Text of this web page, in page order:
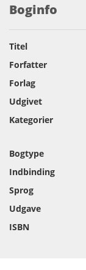
Boginfo
Titel
Forfatter
Forlag
Udgivet
Kategorier
Bogtype
Indbinding
Sprog
Udgave
ISBN